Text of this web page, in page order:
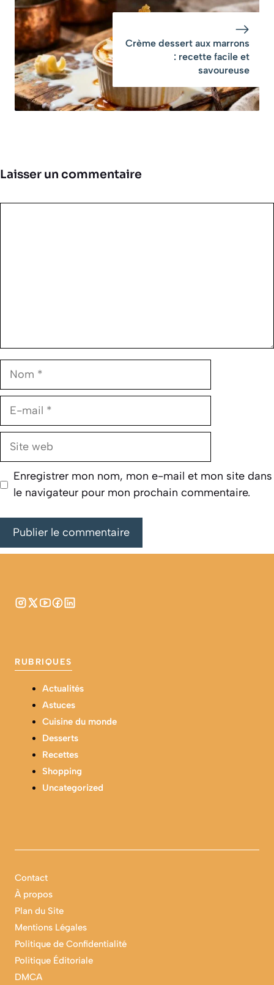
Crème dessert aux marrons
: recette facile et
savoureuse
Laisser un commentaire
Nom
E-
Site
Enregistrer mon nom, mon e-mail et mon site dans
le navigateur pour mon prochain commentaire.
RUBRIQUES
Actualités
Astuces
Cuisine du monde
Desserts
Recettes
Shopping
Uncategorized
Contact
À propos
Plan du Site
Mentions Légales
Politique de Confidentialité
Politique Éditoriale
DMCA